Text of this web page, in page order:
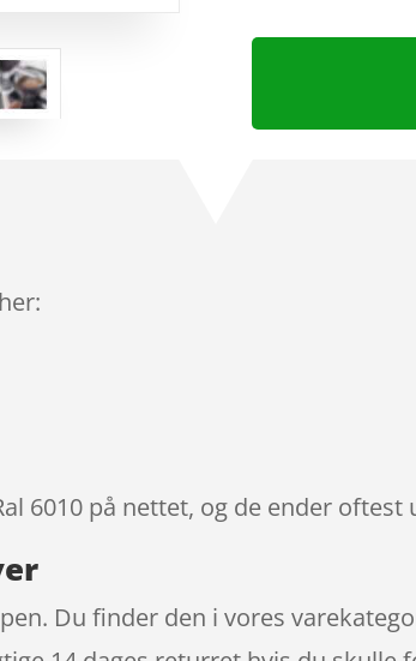
6010 på nettet, og de ender
Du finder den i vores